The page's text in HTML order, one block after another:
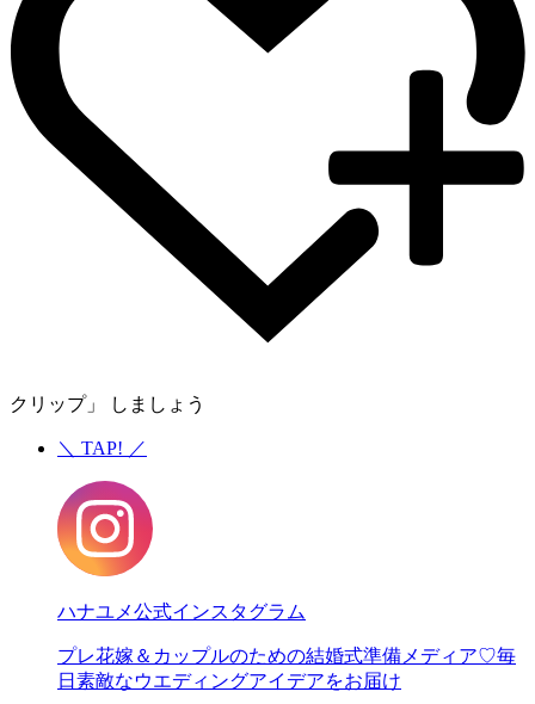
クリップ」 しましょう
＼ TAP! ／
ハナユメ公式インスタグラム
プレ花嫁＆カップルのための結婚式準備メディア♡毎
日素敵なウエディングアイデアをお届け